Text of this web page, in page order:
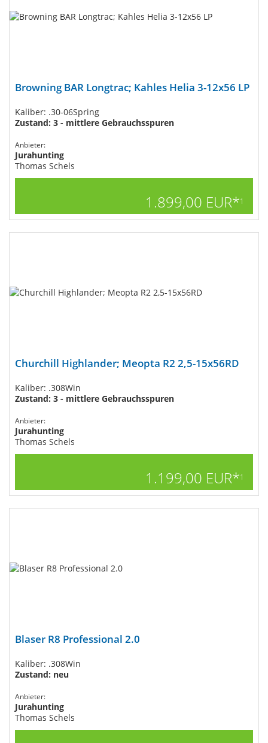
Browning BAR Longtrac; Kahles Helia 3-12x56 LP
Kaliber: .30-06Spring
Zustand: 3 - mittlere Gebrauchsspuren
Anbieter:
Jurahunting
Thomas Schels
1.899,00 EUR*1
Churchill Highlander; Meopta R2 2,5-15x56RD
Kaliber: .308Win
Zustand: 3 - mittlere Gebrauchsspuren
Anbieter:
Jurahunting
Thomas Schels
1.199,00 EUR*1
Blaser R8 Professional 2.0
Kaliber: .308Win
Zustand: neu
Anbieter:
Jurahunting
Thomas Schels